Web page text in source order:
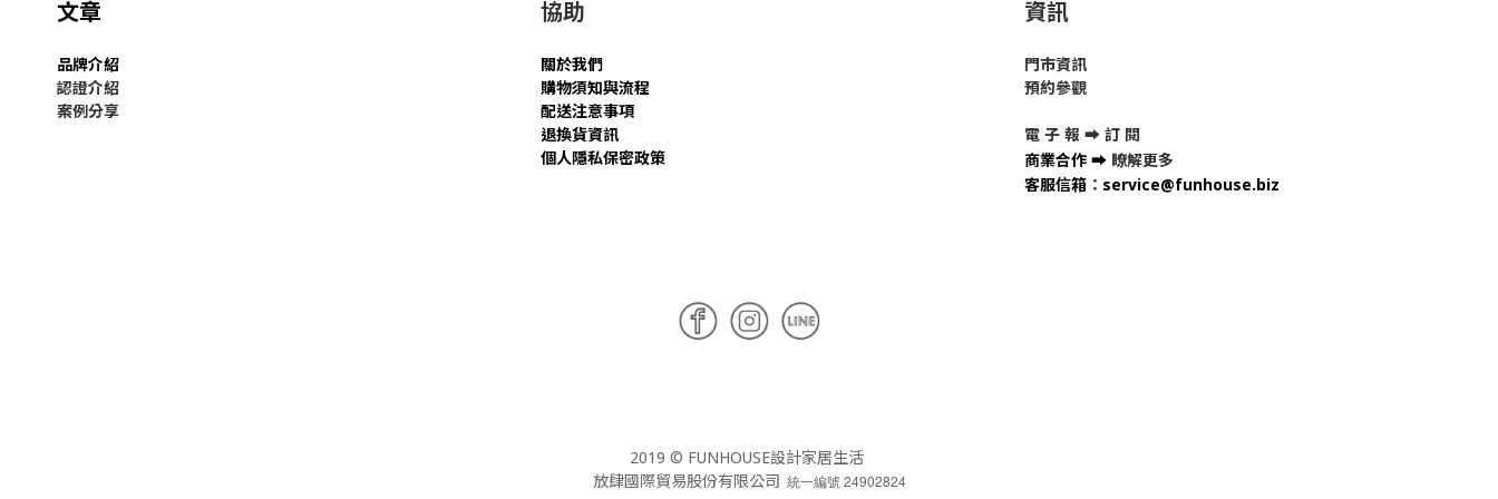
文章
品牌介紹
認證介紹
案例分享
協助
關於我們
購物須知與流程
配送注意事項
退換貨資訊
個人隱私保密政策
資訊
門市資訊
預約參觀
電 子 報 ➡ 訂 閱
商業合作 ➡ 瞭解更多
客服信箱 ： service@funhouse.biz
2019 © FUNHOUSE設計家居生活
放肆國際貿易股份有限公司 統一編號 24902824